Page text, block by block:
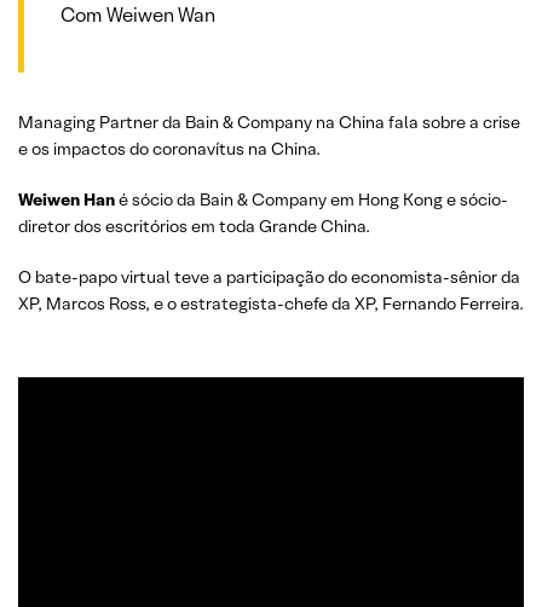
Com Weiwen Wan
Managing Partner da Bain & Company na China fala sobre a crise
e os impactos do coronavítus na China.
Weiwen Hané sócio da Bain & Company em Hong Kong e sócio-
diretor dos escritórios em toda Grande China.
O bate-papo virtual teve a participação do economista-sênior da
XP, Marcos Ross, e o estrategista-chefe da XP, Fernando Ferreira.